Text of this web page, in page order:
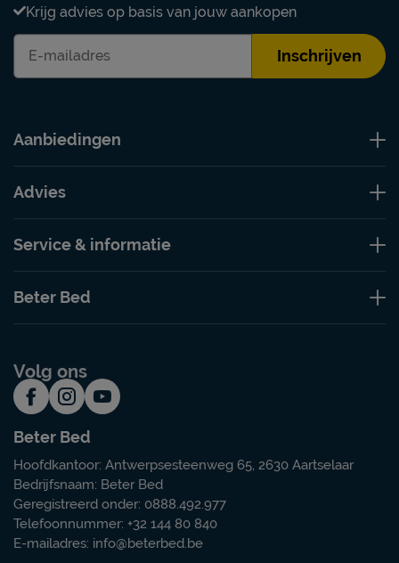
Krijg advies op basis van jouw aankopen
Inschrijven
Aanbiedingen
Advies
Service & informatie
Beter Bed
Volg ons
Beter Bed
Hoofdkantoor: Antwerpsesteenweg 65, 2630 Aartselaar
Bedrijfsnaam: Beter Bed
Geregistreerd onder: 0888.492.977
Telefoonnummer: +32 144 80 840
E-mailadres: info@beterbed.be